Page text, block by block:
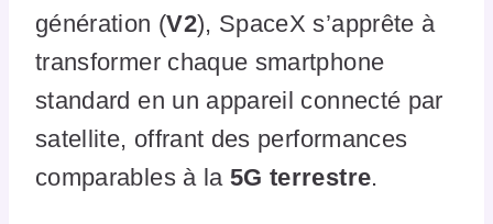
génération (V2), SpaceX s’apprête à
transformer chaque smartphone
standard en un appareil connecté par
satellite, offrant des performances
comparables à la 5G terrestre.